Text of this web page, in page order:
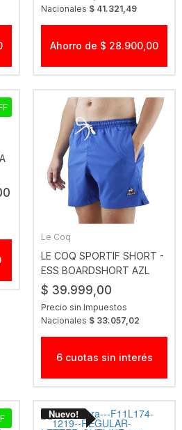
Nacionales $ 41.321,49
Ahorro de $ 28.900,00
Le Coq
LE COQ SPORTIF SHORT -
ESS BOARDSHORT AZL
FRANCIA
$ 39.999,00
Precio sin Impuestos
Nacionales $ 33.057,02
6 cuotas sin interés